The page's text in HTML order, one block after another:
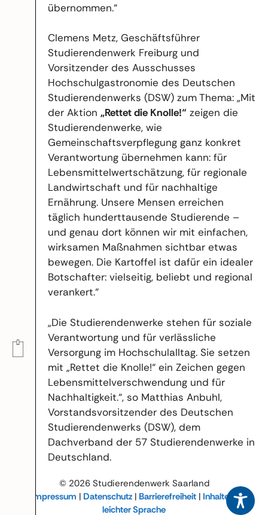
übernommen.“
Clemens Metz, Geschäftsführer
Studierendenwerk Freiburg und
Vorsitzender des Ausschusses
Hochschulgastronomie des Deutschen
Studierendenwerks (DSW) zum Thema: „Mit
der Aktion „Rettet die Knolle!“ zeigen die
Studierendenwerke, wie
Gemeinschaftsverpflegung ganz konkret
Verantwortung übernehmen kann: für
Lebensmittelwertschätzung, für regionale
Landwirtschaft und für nachhaltige
Ernährung. Unsere Mensen erreichen
täglich hunderttausende Studierende –
und genau dort können wir mit einfachen,
wirksamen Maßnahmen sichtbar etwas
bewegen. Die Kartoffel ist dafür ein idealer
Botschafter: vielseitig, beliebt und regional
verankert.“
„Die Studierendenwerke stehen für soziale
Verantwortung und für verlässliche
Versorgung im Hochschulalltag. Sie setzen
mit „Rettet die Knolle!“ ein Zeichen gegen
Lebensmittelverschwendung und für
Nachhaltigkeit.“, so Matthias Anbuhl,
Vorstandsvorsitzender des Deutschen
Studierendenwerks (DSW), dem
Dachverband der 57 Studierendenwerke in
Deutschland.
© 2026 Studierendenwerk Saarland
Impressum | Datenschutz| Barrierefreiheit| Inhalte in
leichter Sprache